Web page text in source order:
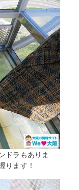
ドラもありま
ります！